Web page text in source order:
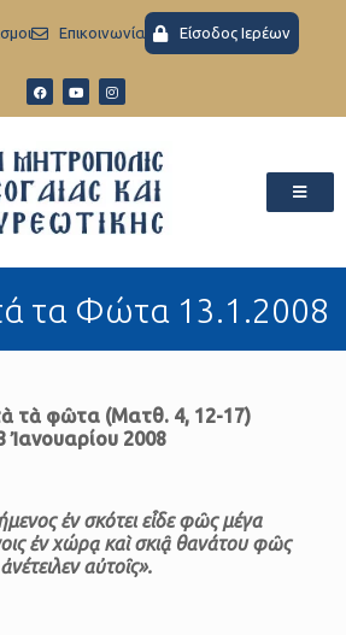
Eπικοινωνία Είσοδος Ιερέων
τα Φώτα 13.1.2008
τὰ φῶτα (Ματθ. 4, 12-17)
Ἰανουαρίου 2008
ἐν σκότει εἶδε φῶς μέγα
ἐν χώρᾳ καὶ σκιᾷ θανάτου φῶς
ἀνέτειλεν αὐτοῖς».